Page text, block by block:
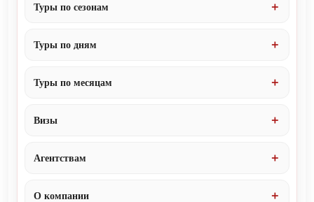
Туры по сезонам
Туры по дням
Туры по месяцам
Визы
Агентствам
О компании